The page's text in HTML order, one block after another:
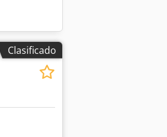
Clasificado